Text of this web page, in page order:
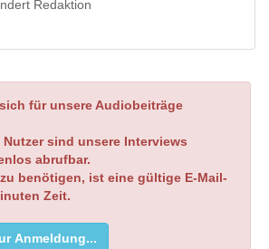
für unsere Audiobeiträge
Nutzer sind unsere Interviews
abrufbar.
benötigen, ist eine gültige E-Mail-
Zeit.
Anmeldung...